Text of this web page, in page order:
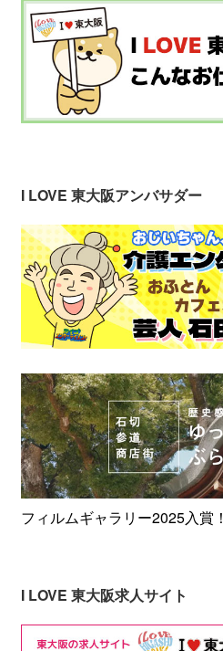
I LOVE 東大阪アンバサダー
フィルムギャラリー2025入賞！
I LOVE 東大阪求人サイト